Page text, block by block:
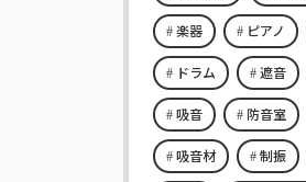
楽器 ピアノ
ドラム 遮音
吸音 防音室
吸音材 制振